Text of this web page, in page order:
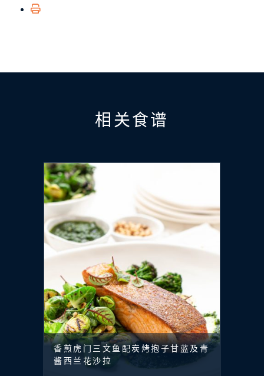
相关食谱
香煎虎门三文鱼配炭烤抱子甘蓝及青
酱西兰花沙拉